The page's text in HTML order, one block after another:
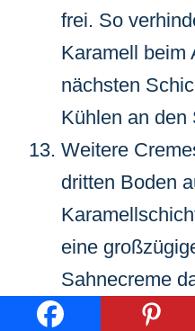
frei. So
Karamell beim
nächsten
Kühlen an den
Weitere
dritten Boden
eine
Sahnecreme
Der letzte